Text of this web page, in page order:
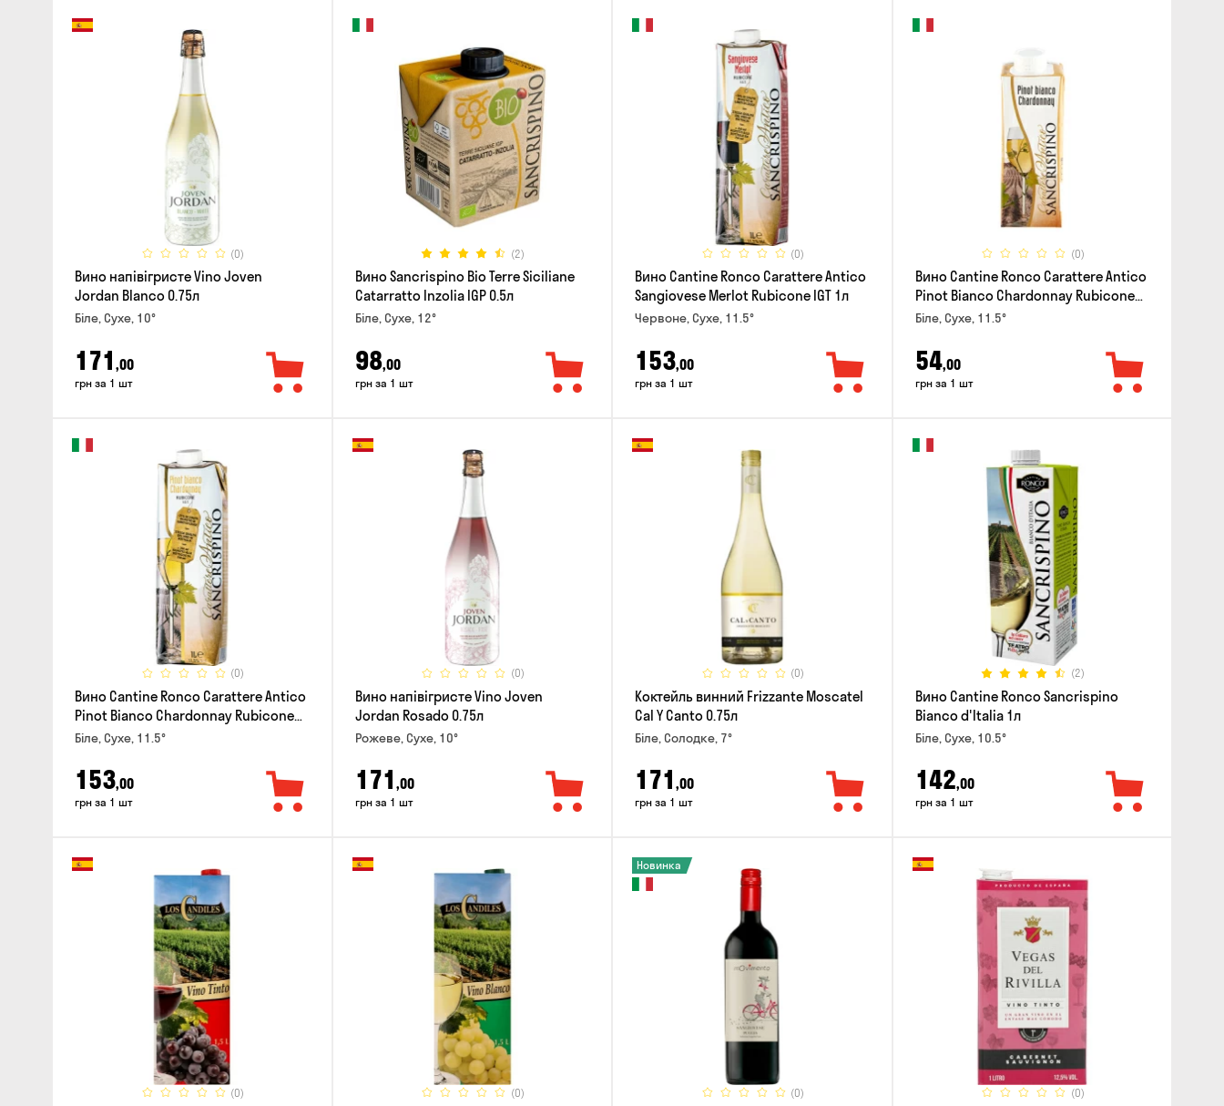
(0)
Вино напівігристе Vino Joven
Jordan Blanco 0.75л
Біле, Сухе, 10°
171 ,00
грн за 1 шт
(2)
Вино Sancrispino Bio Terre Siciliane
Catarratto Inzolia IGP 0.5л
Біле, Сухе, 12°
98,00
грн за 1 шт
(0)
Вино Cantine Ronco Carattere Antico
Sangiovese Merlot Rubicone IGT 1л
Червоне, Сухе, 11.5°
153,00
грн за 1 шт
(0)
Вино Cantine Ronco Carattere Antico
Pinot Bianco Chardonnay Rubicone
IGT 0.25л
Біле, Сухе, 11.5°
54,00
грн за 1 шт
(0)
Вино Cantine Ronco Carattere Antico
Pinot Bianco Chardonnay Rubicone
IGT 1л
Біле, Сухе, 11.5°
153,00
грн за 1 шт
(0)
Вино напівігристе Vino Joven
Jordan Rosado 0.75л
Рожеве, Сухе, 10°
171 ,00
грн за 1 шт
(0)
Коктейль винний Frizzante Moscatel
Cal Y Canto 0.75л
Біле, Солодке, 7°
171 ,00
грн за 1 шт
(2)
Вино Cantine Ronco Sancrispino
Bianco d'Italia 1л
Біле, Сухе, 10.5°
142,00
грн за 1 шт
(0) (0) (0)
Новинка
(0)